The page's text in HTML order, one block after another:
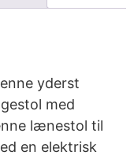
yderst
med
lænestol til
en elektrisk